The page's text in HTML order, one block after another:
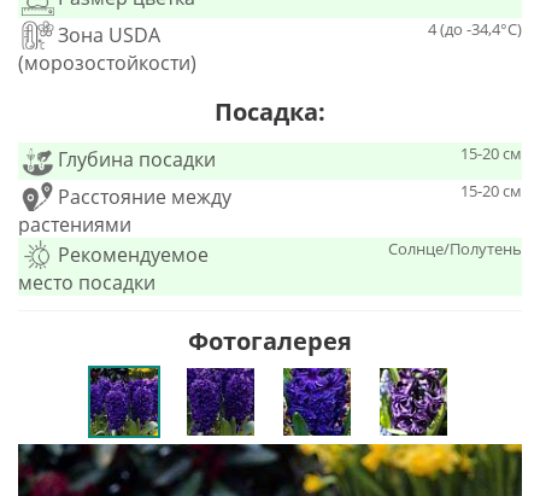
Зона USDA
(морозостойкости)
4 (до -34,4°С)
Посадка:
Глубина посадки 15-20 см
Расстояние между
растениями
15-20 см
Рекомендуемое
место посадки
Солнце/Полутень
Фотогалерея